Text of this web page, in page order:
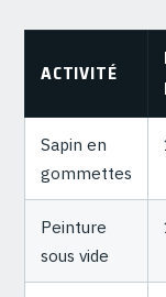
ACTIVITÉ
Sapin en
gommettes
Peinture
sous vide